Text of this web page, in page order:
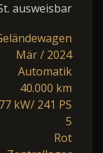
ausweisbar
Mär / 2024
Automatik
40.000 km
kW/ 241 PS
5
Rot